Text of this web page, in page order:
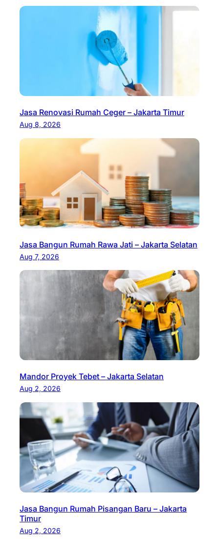
Jasa Renovasi Rumah Ceger – Jakarta Timur
Aug 8, 2026
Jasa Bangun Rumah Rawa Jati – Jakarta Selatan
Aug 7, 2026
Mandor Proyek Tebet – Jakarta Selatan
Aug 2, 2026
Jasa Bangun Rumah Pisangan Baru – Jakarta
Timur
Aug 2, 2026